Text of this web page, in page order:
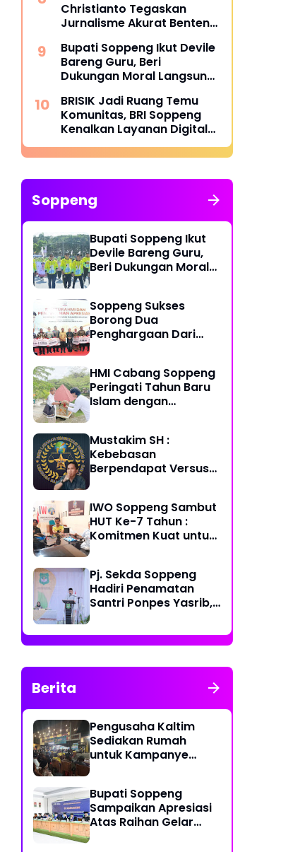
Christianto Tegaskan
Jurnalisme Akurat Benteng
Bupati Soppeng Ikut Devile
Bareng Guru, Beri
Dukungan Moral Langsung
BRISIK Jadi Ruang Temu
Komunitas, BRI Soppeng
Kenalkan Layanan Digital
Lewat Musik
Soppeng
Bupati Soppeng Ikut
Devile Bareng Guru,
Beri Dukungan Moral
Soppeng Sukses
Borong Dua
Penghargaan Dari
HMI Cabang Soppeng
Peringati Tahun Baru
Islam dengan
Mustakim SH :
Kebebasan
Berpendapat Versus
IWO Soppeng Sambut
HUT Ke-7 Tahun :
Komitmen Kuat untuk
Pj. Sekda Soppeng
Hadiri Penamatan
Santri Ponpes Yasrib,
Para Pendidik
Berita
Pengusaha Kaltim
Sediakan Rumah
untuk Kampanye
Pemberdayaan
Perantau Kaltim
Bupati Soppeng
Sampaikan Apresiasi
Atas Raihan Gelar